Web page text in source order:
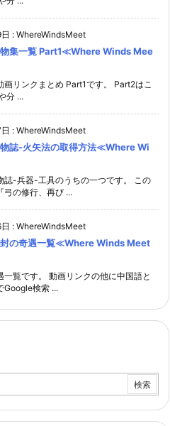
: WhereWindsMeet
集一覧 Part1≪Where Winds Mee
画リンクまとめ Part1です。 Part2はこ
分 ...
: WhereWindsMeet
誌-火矢法の取得方法≪Where Wi
誌-兵器-工具のうちの一つです。 この
弓の修行、再び ...
: WhereWindsMeet
の奇遇一覧≪Where Winds Meet
一覧です。 動画リンクの他に中国語と
Google検索 ...